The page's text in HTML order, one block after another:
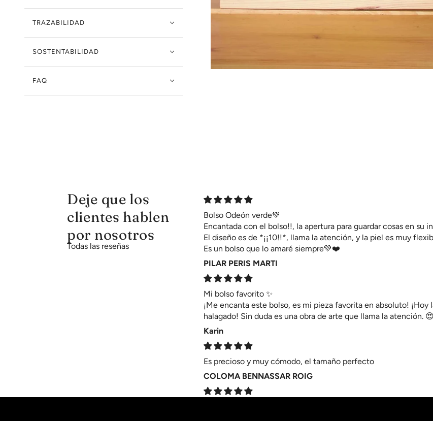
TRAZABILIDAD
SOSTENTABILIDAD
FAQ
Deje que los
clientes hablen
por nosotros
Todas las reseñas
Bolso Odeón verde💚
Encantada con el bolso!!, la apertura para guardar cosas en su
El diseño es de *¡¡10!!*, llama la atención, y la piel es muy
Es un bolso que lo amaré siempre💚❤️
PILAR PERIS MARTI
Mi bolso favorito ✨
¡Me encanta este bolso, es mi pieza favorita en absoluto!
halagado! Sin duda es una obra de arte que llama la atención. 😍
Karin
Es precioso y muy cómodo, el tamaño perfecto
COLOMA BENNASSAR ROIG